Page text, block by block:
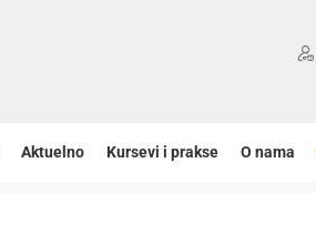
Aktuelno Kursevi i prakse O nama